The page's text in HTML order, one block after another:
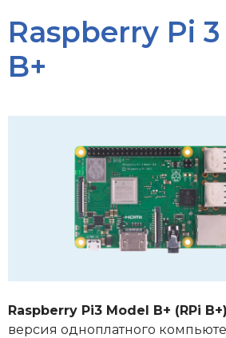
Raspberry Pi
B+
Raspberry Pi3 Model B+ (RPi B+)
версия одноплатного